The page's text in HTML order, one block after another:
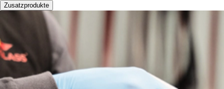
Zusatzprodukte